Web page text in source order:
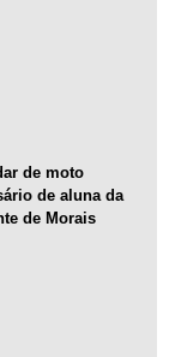
de moto
de aluna da
de Morais